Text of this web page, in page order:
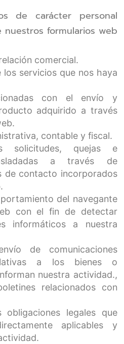
de carácter personal
formularios web
comercial.
los servicios que nos haya
con el envío y
adquirido a través
contable y fiscal.
solicitudes, quejas e
a través de
de contacto incorporados
del navegante
con el fin de detectar
informáticos a nuestra
de comunicaciones
a los bienes o
nuestra actividad.,
relacionados con
obligaciones legales que
aplicables y